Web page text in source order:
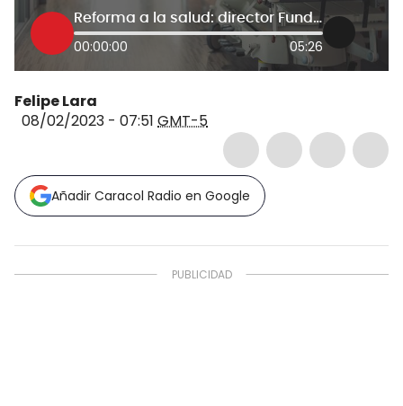
Reforma a la salud: director Fundación La Cardio pide que no ideologicen el diálogo|
00:00:00 05:26
Felipe Lara
08/02/2023 - 07:51 GMT-5
Añadir Caracol Radio en Google